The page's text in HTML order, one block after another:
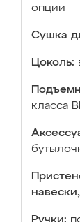
опции
Сушка
Цоколь:
класса